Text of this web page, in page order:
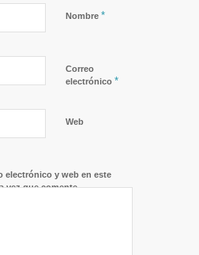
Nombre *
Correo
electrónico *
Web
electrónico y web en este
vez que comente.